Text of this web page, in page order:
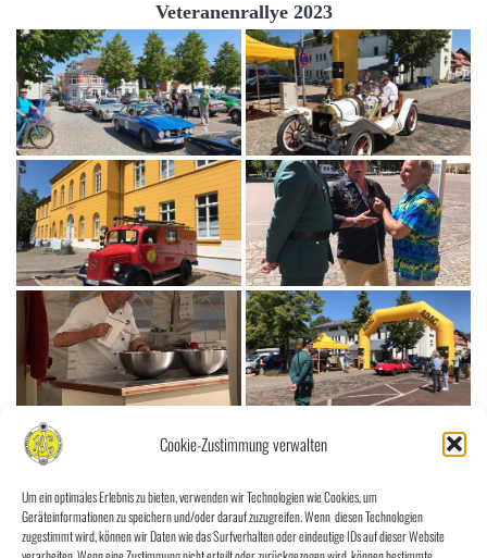
Cookie-Zustimmung verwalten
Um ein optimales Erlebnis zu bieten, verwenden wir Technologien wie Cookies, um
Geräteinformationen zu speichern und/oder darauf zuzugreifen. Wenn diesen Technologien
zugestimmt wird, können wir Daten wie das Surfverhalten oder eindeutige IDs auf dieser Website
Veteranenrallye 2023